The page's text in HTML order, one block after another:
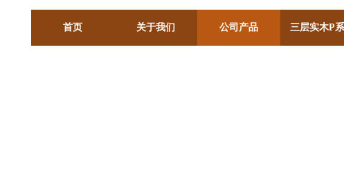
首页 关于我们 公司产品 三层实木P